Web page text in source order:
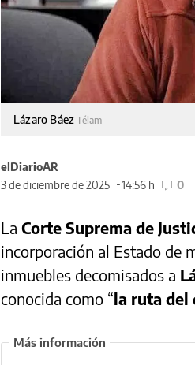
Lázaro BáezTélam
elDiarioAR
3 de diciembre de 2025
14:56 h 0
La Corte Suprema de
incorporación al Estado de
inmuebles decomisados a
conocida como “la ruta del